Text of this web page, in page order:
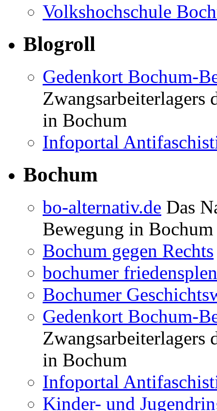
Volkshochschule
Blogroll
Gedenkort Bochum-
Zwangsarbeiterlagers
in Bochum
Infoportal
Bochum
bo-alternativ.de Das
Bewegung in Bochum
Bochum gegen Rechts
bochumer
Bochumer
Gedenkort Bochum-
Zwangsarbeiterlagers
in Bochum
Infoportal
Kinder- und